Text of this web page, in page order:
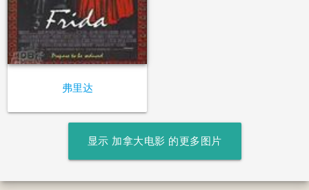
弗里达
显示 加拿大电影 的更多图片